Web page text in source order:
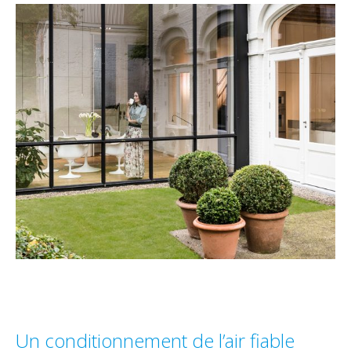
Un conditionnement de l’air fiable